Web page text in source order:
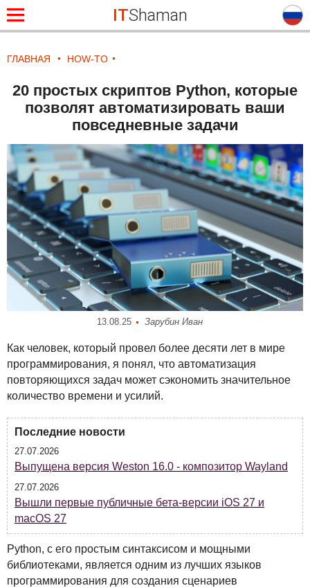
ITShaman
ГЛАВНАЯ HOW-TO
20 простых скриптов Python, которые
позволят автоматизировать ваши
повседневные задачи
13.08.25 Зарубин Иван
Как человек, который провел более десяти лет в мире
программирования, я понял, что автоматизация
повторяющихся задач может сэкономить значительное
количество времени и усилий.
Последние новости
27.07.2026
Выпущена версия Weston 16.0 - композитор Wayland
27.07.2026
Вышли первые публичные бета-версии iOS 27 и
macOS 27
Python, с его простым синтаксисом и мощными
библиотеками, является одним из лучших языков
программирования для создания сценариев